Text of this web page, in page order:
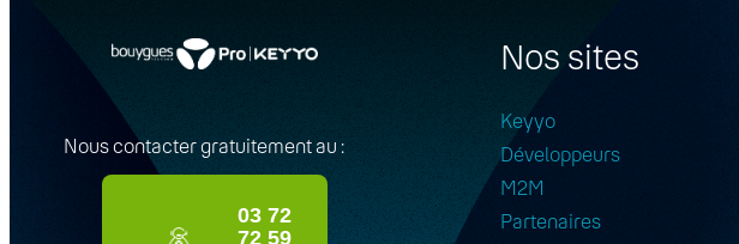
Nous contacter gratuitement au :
03 72
72 59
Nos sites
Keyyo
Développeurs
M2M
Partenaires